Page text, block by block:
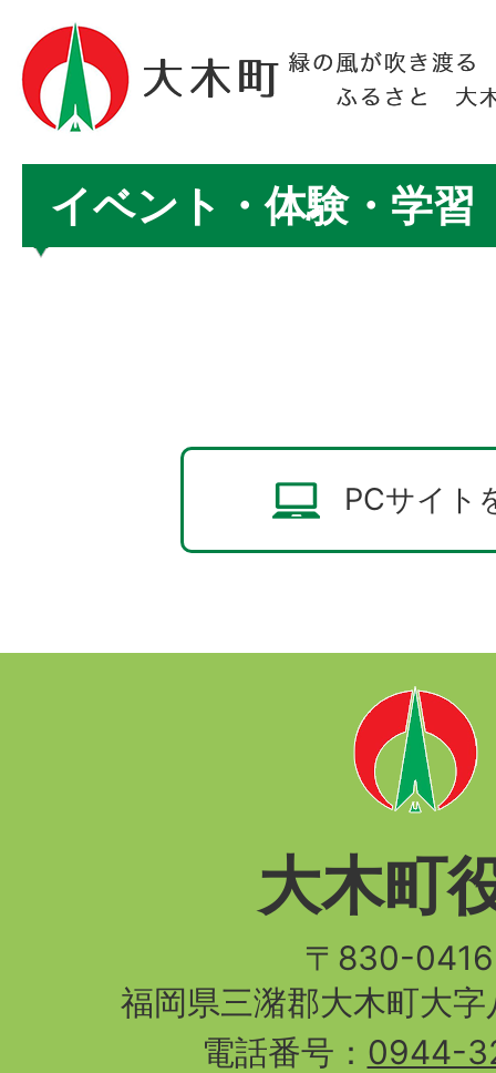
イベント・体験・学習
PCサイト
大木町
〒830-
福岡県三潴郡大木町大
電話番号： 0944-